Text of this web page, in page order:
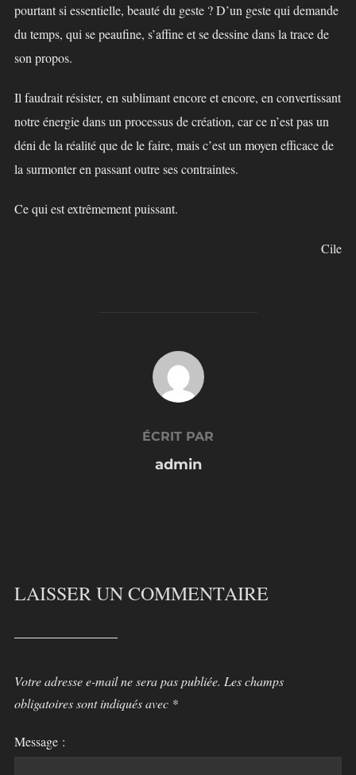
pourtant si essentielle, beauté du geste ? D’un geste qui demande
du temps, qui se peaufine, s’affine et se dessine dans la trace de
son propos.
Il faudrait résister, en sublimant encore et encore, en convertissant
notre énergie dans un processus de création, car ce n’est pas un
déni de la réalité que de le faire, mais c’est un moyen efficace de
la surmonter en passant outre ses contraintes.
Ce qui est extrêmement puissant.
Cile
AUTEUR DE LA PUBLICATION
ÉCRIT PAR
admin
LAISSER UN COMMENTAIRE
Votre adresse e-mail ne sera pas publiée. Les champs
obligatoires sont indiqués avec *
Message :